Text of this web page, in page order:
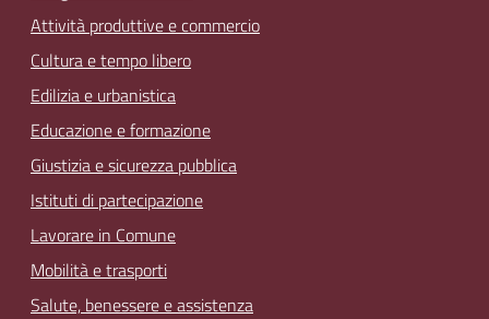
Attività produttive e commercio
Cultura e tempo libero
Edilizia e urbanistica
Educazione e formazione
Giustizia e sicurezza pubblica
Istituti di partecipazione
Lavorare in Comune
Mobilità e trasporti
Salute, benessere e assistenza